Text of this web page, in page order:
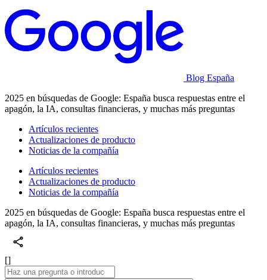
Blog España
2025 en búsquedas de Google: España busca respuestas entre el
apagón, la IA, consultas financieras, y muchas más preguntas
Artículos recientes
Actualizaciones de producto
Noticias de la compañía
Artículos recientes
Actualizaciones de producto
Noticias de la compañía
2025 en búsquedas de Google: España busca respuestas entre el
apagón, la IA, consultas financieras, y muchas más preguntas
[]